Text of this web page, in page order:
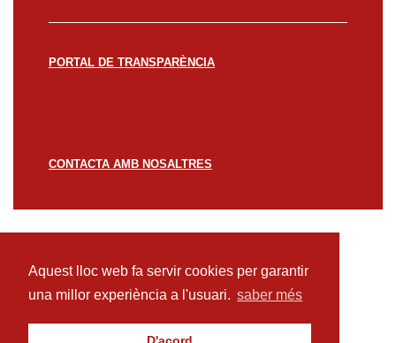
Aquest lloc web fa servir cookies per garantir
una millor experiència a l'usuari. saber més
PORTAL DE TRANSPARÈNCIA
CONTACTA AMB NOSALTRES